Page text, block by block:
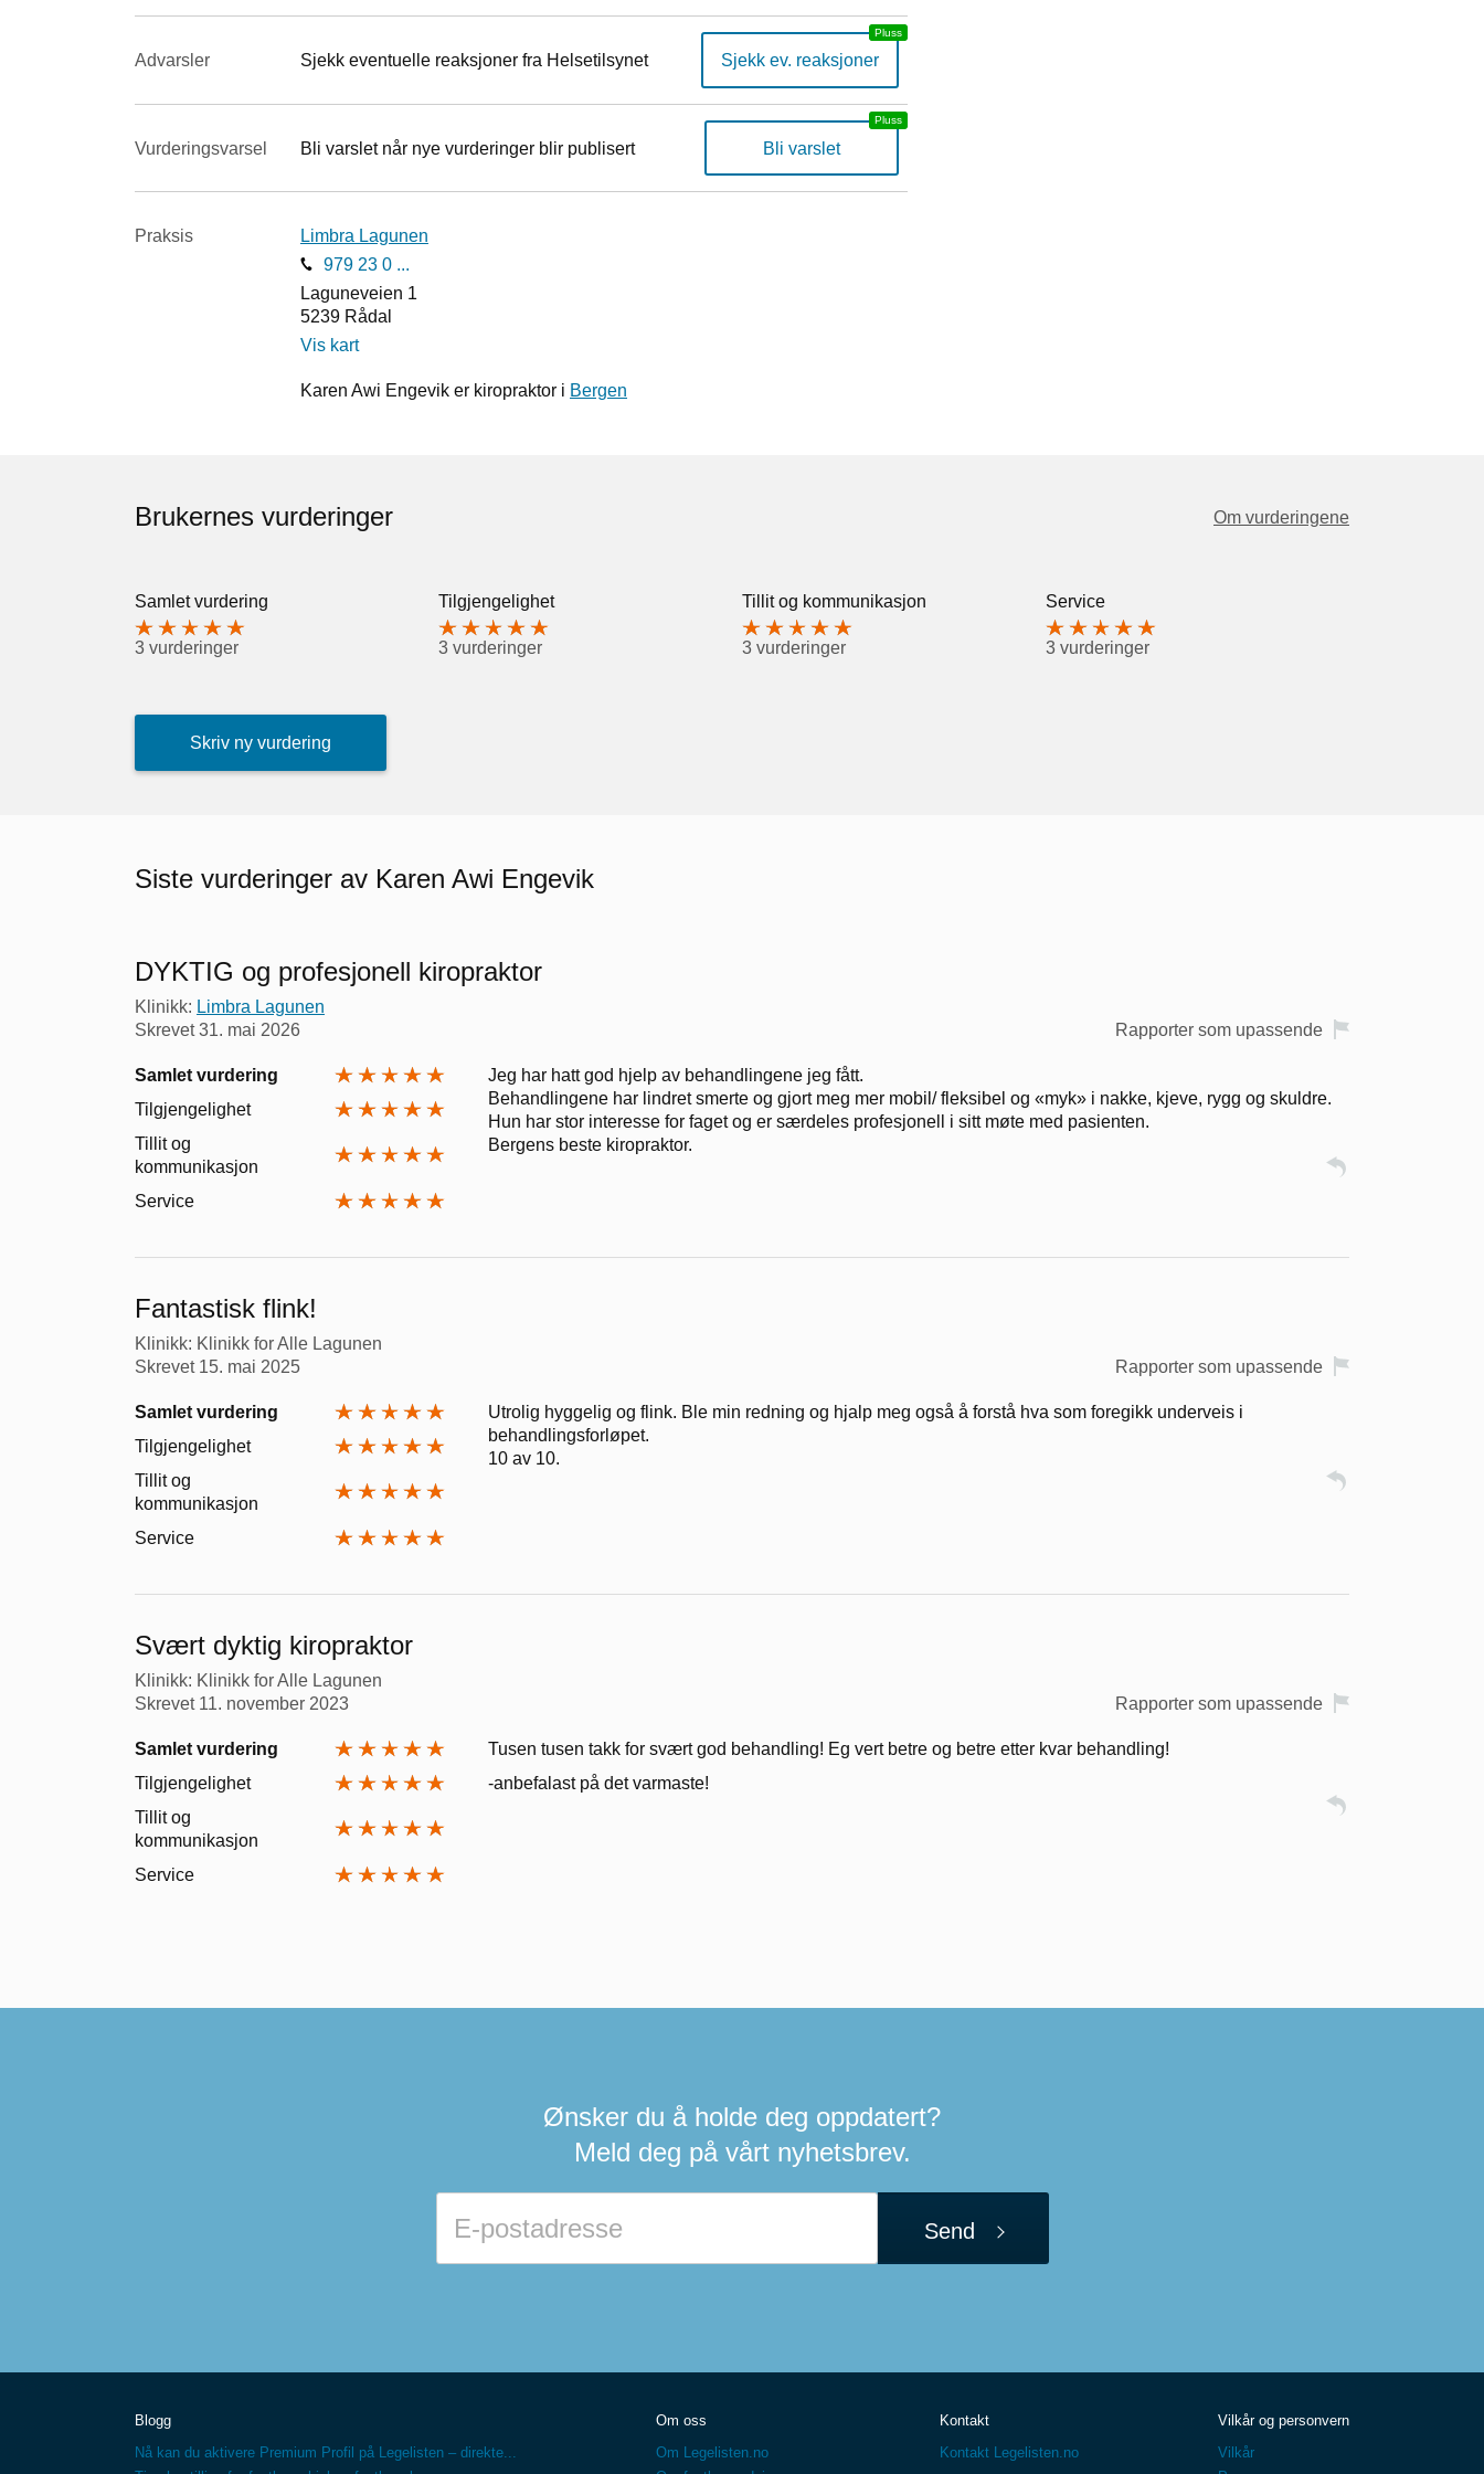
Advarsler Sjekk eventuelle reaksjoner fra Helsetilsynet Sjekk ev. reaksjoner
Vurderings­varsel Bli varslet når nye vurderinger blir publisert Bli varslet
Praksis
Limbra Lagunen
979 23 0 ...
Laguneveien 1
5239 Rådal
Vis kart
Karen Awi Engevik er kiropraktor i Bergen
Brukernes vurderinger Om vurderingene
Samlet vurdering
3 vurderinger
Tilgjengelighet
3 vurderinger
Tillit og kommunikasjon
3 vurderinger
Service
3 vurderinger
Skriv ny vurdering
Siste vurderinger av Karen Awi Engevik
DYKTIG og profesjonell kiropraktor
Klinikk: Limbra Lagunen
Skrevet31. mai 2026 Rapporter som upassende
Samlet vurdering
Tilgjengelighet
Tillit og
kommunikasjon
Service
Jeg har hatt god hjelp av behandlingene jeg fått.
Behandlingene har lindret smerte og gjort meg mer mobil/ fleksibel og «myk» i nakke, kjeve, rygg og skuldre.
Hun har stor interesse for faget og er særdeles profesjonell i sitt møte med pasienten.
Bergens beste kiropraktor.
Fantastisk flink!
Klinikk: Klinikk for Alle Lagunen
Skrevet 15. mai 2025 Rapporter som upassende
Samlet vurdering
Tilgjengelighet
Tillit og
kommunikasjon
Service
Utrolig hyggelig og flink. Ble min redning og hjalp meg også å forstå hva som foregikk underveis i
behandlingsforløpet.
10 av 10.
Svært dyktig kiropraktor
Klinikk: Klinikk for Alle Lagunen
Skrevet 11. november 2023 Rapporter som upassende
Samlet vurdering
Tilgjengelighet
Tillit og
kommunikasjon
Service
Tusen tusen takk for svært god behandling! Eg vert betre og betre etter kvar behandling!
-anbefalast på det varmaste!
Ønsker du å holde deg oppdatert?
Meld deg på vårt nyhetsbrev.
Send
Blogg
Nå kan du aktivere Premium Profil på Legelisten – direkte...
Om oss
Om Legelisten.no
Kontakt
Kontakt Legelisten.no
Vilkår og personvern
Vilkår